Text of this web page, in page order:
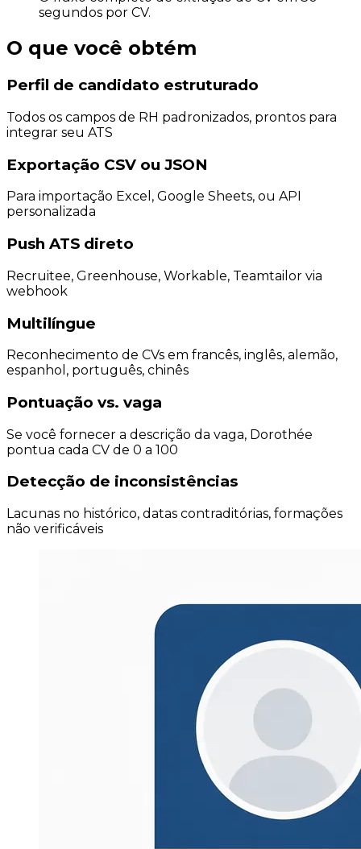
segundos por CV.
O que você obtém
Perfil de candidato estruturado
Todos os campos de RH padronizados, prontos para
integrar seu ATS
Exportação CSV ou JSON
Para importação Excel, Google Sheets, ou API
personalizada
Push ATS direto
Recruitee, Greenhouse, Workable, Teamtailor via
webhook
Multilíngue
Reconhecimento de CVs em francês, inglês, alemão,
espanhol, português, chinês
Pontuação vs. vaga
Se você fornecer a descrição da vaga, Dorothée
pontua cada CV de 0 a 100
Detecção de inconsistências
Lacunas no histórico, datas contraditórias, formações
não verificáveis